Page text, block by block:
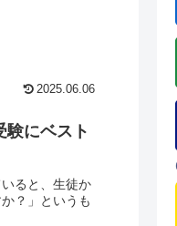
2025.06.06
験にベスト
ると、生徒か
？」というも